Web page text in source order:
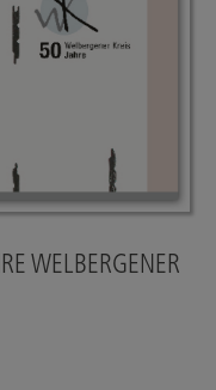
WELBERGENER